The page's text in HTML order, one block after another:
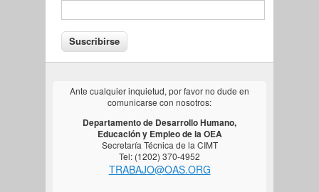
Ante cualquier inquietud, por favor no dude en
comunicarse con nosotros:
Departamento de Desarrollo Humano,
Educación y Empleo de la OEA
Secretaría Técnica de la CIMT
Tel: (1202) 370-4952
TRABAJO@OAS.ORG